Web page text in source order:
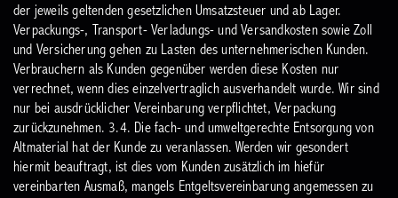
der jeweils geltenden gesetzlichen Umsatzsteuer und ab Lager.
Verpackungs-, Transport- Verladungs- und Versandkosten sowie Zoll
und Versicherung gehen zu Lasten des unternehmerischen Kunden.
Verbrauchern als Kunden gegenüber werden diese Kosten nur
verrechnet, wenn dies einzelvertraglich ausverhandelt wurde. Wir sind
nur bei ausdrücklicher Vereinbarung verpflichtet, Verpackung
zurückzunehmen. 3.4. Die fach- und umweltgerechte Entsorgung von
Altmaterial hat der Kunde zu veranlassen. Werden wir gesondert
hiermit beauftragt, ist dies vom Kunden zusätzlich im hiefür
vereinbarten Ausmaß, mangels Entgeltsvereinbarung angemessen zu